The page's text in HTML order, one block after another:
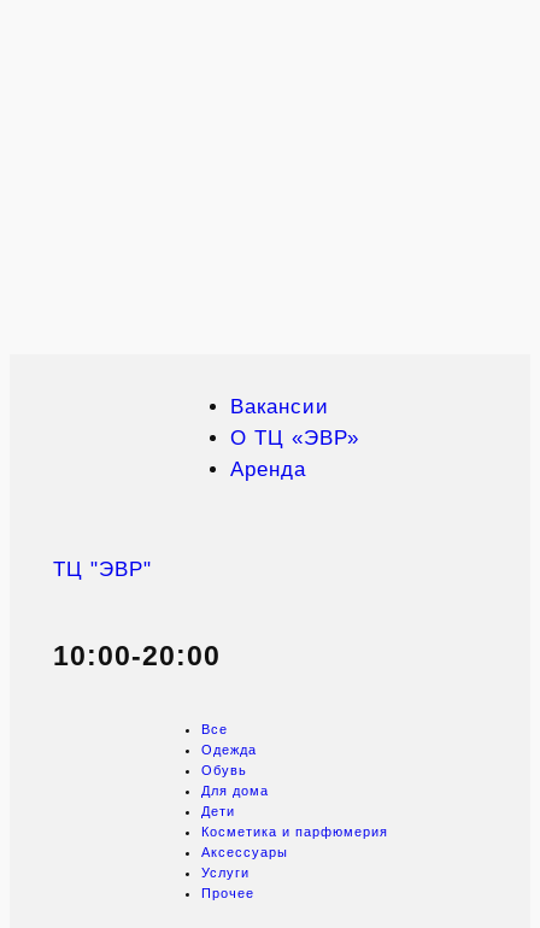
Вакансии
О ТЦ «ЭВР»
Аренда
ТЦ "ЭВР"
10:00-20:00
Все
Одежда
Обувь
Для дома
Дети
Косметика и парфюмерия
Аксессуары
Услуги
Прочее